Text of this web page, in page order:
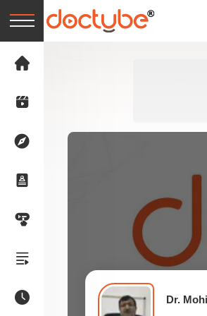
Dr.